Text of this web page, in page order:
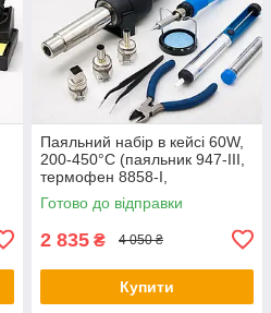
Паяльний набір в кейсі 60W,
200-450°C (паяльник 947-III,
термофен 8858-I,
інструменти та розхідники)
WEP / Набір для паяння
Готово до відправки
2 835 ₴ 4 050 ₴
Купити